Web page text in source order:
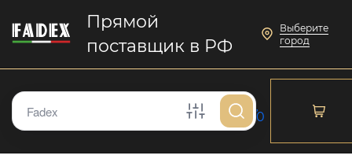
Прямой
поставщик в РФ
Выберите
город
0